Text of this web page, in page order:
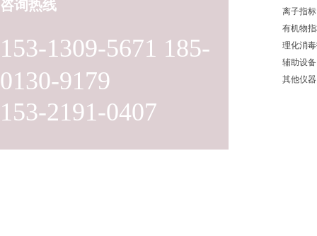
153-1309-5671 185-
0130-9179
153-2191-0407
咨询热线
离子指标
有机物
理化消
辅助设备
其他仪器